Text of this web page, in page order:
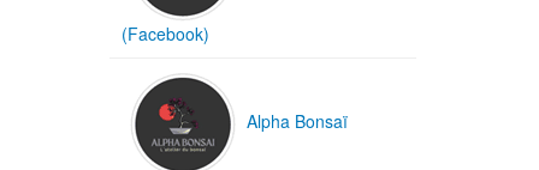
(Facebook)
Alpha Bonsaï